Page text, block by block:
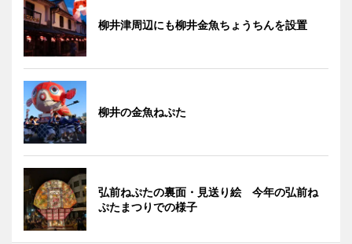
柳井津周辺にも柳井金魚ちょうちんを設置
柳井の金魚ねぷた
弘前ねぷたの裏面・見送り絵 今年の弘前ね
ぷたまつりでの様子